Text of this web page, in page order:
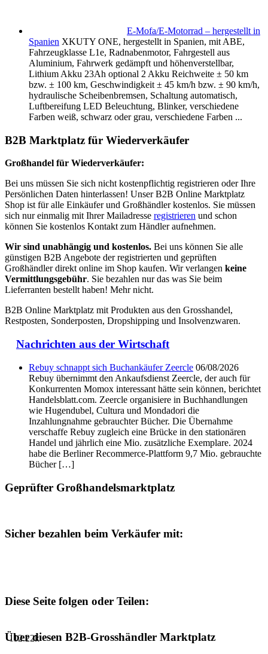
E-Mofa/E-Motorrad – hergestellt in
Spanien XKUTY ONE, hergestellt in Spanien, mit ABE,
Fahrzeugklasse L1e, Radnabenmotor, Fahrgestell aus
Aluminium, Fahrwerk gedämpft und höhenverstellbar,
Lithium Akku 23Ah optional 2 Akku Reichweite ± 50 km
bzw. ± 100 km, Geschwindigkeit ± 45 km/h bzw. ± 90 km/h,
hydraulische Scheibenbremsen, Schaltung automatisch,
Luftbereifung LED Beleuchtung, Blinker, verschiedene
Farben weiß, schwarz oder grau, verschiedene Farben ...
B2B Marktplatz für Wiederverkäufer
Großhandel für Wiederverkäufer:
Bei uns müssen Sie sich nicht kostenpflichtig registrieren oder Ihre
Persönlichen Daten hinterlassen! Unser B2B Online Marktplatz
Shop ist für alle Einkäufer und Großhändler kostenlos. Sie müssen
sich nur einmalig mit Ihrer Mailadresse registrieren und schon
können Sie kostenlos Kontakt zum Händler aufnehmen.
Wir sind unabhängig und kostenlos. Bei uns können Sie alle
günstigen B2B Angebote der registrierten und geprüften
Großhändler direkt online im Shop kaufen. Wir verlangen keine
Vermittlungsgebühr. Sie bezahlen nur das was Sie beim
Lieferranten bestellt haben! Mehr nicht.
B2B Online Marktplatz mit Produkten aus den Grosshandel,
Restposten, Sonderposten, Dropshipping und Insolvenzwaren.
Nachrichten aus der Wirtschaft
Rebuy schnappt sich Buchankäufer Zeercle 06/08/2026
Rebuy übernimmt den Ankaufsdienst Zeercle, der auch für
Konkurrenten Momox interessant hätte sein können, berichtet
Handelsblatt.com. Zeercle organisiere in Buchhandlungen
wie Hugendubel, Cultura und Mondadori die
Inzahlungnahme gebrauchter Bücher. Die Übernahme
verschaffe Rebuy zugleich eine Brücke in den stationären
Handel und jährlich eine Mio. zusätzliche Exemplare. 2024
habe die Berliner Recommerce-Plattform 9,7 Mio. gebrauchte
Bücher […]
Geprüfter Großhandelsmarktplatz
Sicher bezahlen beim Verkäufer mit:
Diese Seite folgen oder Teilen:
112.22k
Über diesen B2B-Grosshändler Marktplatz